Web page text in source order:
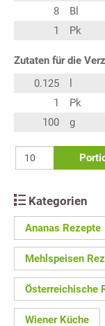
8
Bl
1
Pk
Zutaten für die
0.125
1
Pk
100
g
Kategorien
Ananas Rezepte
Mehlspeisen
Österreichische
Wiener Küche